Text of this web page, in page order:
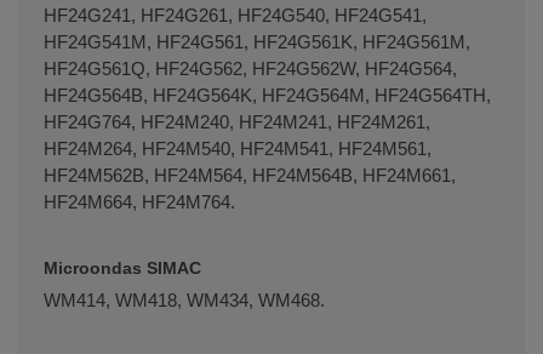
HF24G241, HF24G261, HF24G540, HF24G541,
HF24G541M, HF24G561, HF24G561K, HF24G561M,
HF24G561Q, HF24G562, HF24G562W, HF24G564,
HF24G564B, HF24G564K, HF24G564M, HF24G564TH,
HF24G764, HF24M240, HF24M241, HF24M261,
HF24M264, HF24M540, HF24M541, HF24M561,
HF24M562B, HF24M564, HF24M564B, HF24M661,
HF24M664, HF24M764.
Microondas SIMAC
WM414, WM418, WM434, WM468.